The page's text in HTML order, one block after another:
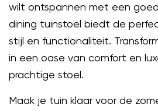
wilt ontspannen met een
dining tuinstoel biedt de
stijl en functionaliteit.
in een oase van comfort en
prachtige stoel.
Maak je tuin klaar voor de